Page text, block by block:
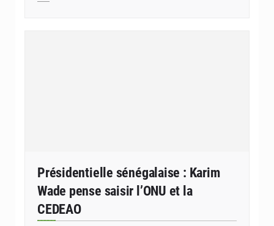
Présidentielle sénégalaise : Karim
Wade pense saisir l’ONU et la
CEDEAO